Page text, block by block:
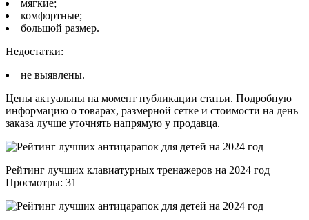
мягкие;
комфортные;
большой размер.
Недостатки:
не выявлены.
Цены актуальны на момент публикации статьи. Подробную
информацию о товарах, размерной сетке и стоимости на день
заказа лучше уточнять напрямую у продавца.
Рейтинг лучших клавиатурных тренажеров на 2024 год
Просмотры: 31